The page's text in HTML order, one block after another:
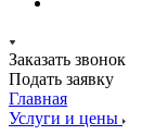
Заказать звонок
Подать заявку
Главная
Услуги и цены